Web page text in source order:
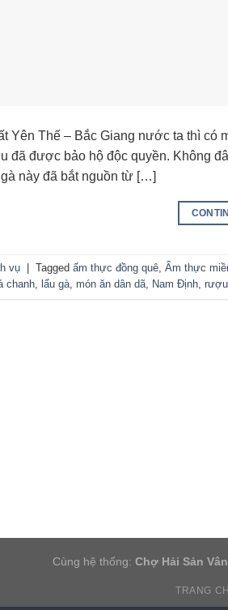
Yên Thế – Bắc Giang nước ta thì có
đã được bảo hộ độc quyền. Không
này đã bắt nguồn từ […]
vụ Tagged ẩm thực đồng quê, Ẩm thực
chanh, lẩu gà, món ăn dân dã, Nam Định, rượu
Cùng hệ thống: Chợ Hải Sản
TRANG